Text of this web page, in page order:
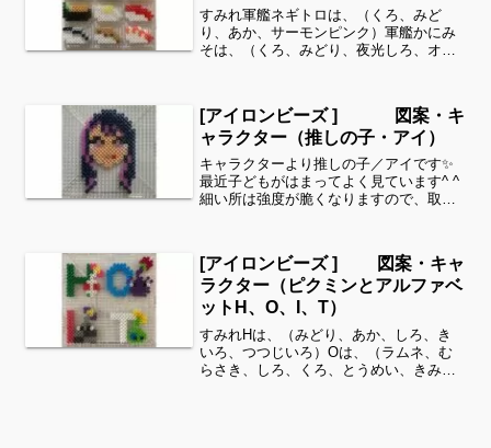
すみれ軍艦ネギトロは、（くろ、みど
り、あか、サーモンピンク）軍艦かにみ
そは、（くろ、みどり、夜光しろ、オリ
ラメしろ、ミッドナイトブルー、ライト
グレー）カンパチは、（しろ...
[アイロンビーズ ] 図案・キ
ャラクター（推しの子・アイ）
キャラクターより推しの子／アイです✨
最近子どもがはまってよく見ています^ ^
細い所は強度が脆くなりますので、取り
良いようです。全部作ることが難しい時
は、ある程度の形を先...
[アイロンビーズ ] 図案・キャ
ラクター（ピクミンとアルファベ
ットH、O、I、T）
すみれHは、（みどり、あか、しろ、き
いろ、つつじいろ）Oは、（ラムネ、む
らさき、しろ、くろ、とうめい、きみど